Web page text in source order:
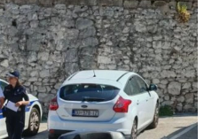
ugibanja o njegovi